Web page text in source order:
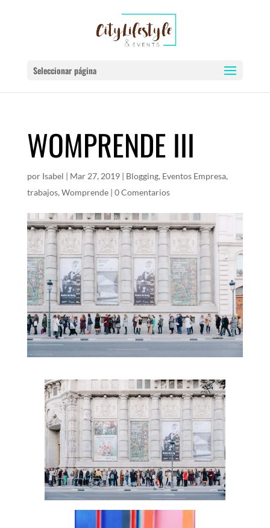
Seleccionar página
WOMPRENDE III
por Isabel | Mar 27, 2019| Blogging, Eventos Empresa,
trabajos, Womprende| 0 Comentarios